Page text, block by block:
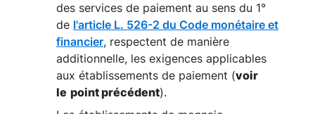
des services de paiement au sens du 1°
de l'article L. 526-2 du Code monétaire et
financier, respectent de manière
additionnelle, les exigences applicables
aux établissements de paiement (voir
le point précédent).